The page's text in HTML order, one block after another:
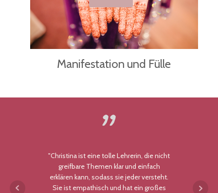
Manifestation und Fülle
"Christina ist eine tolle Lehrerin, die nicht
greifbare Themen klar und einfach
erklären kann, sodass sie jeder versteht.
Sie ist empathisch und hat ein großes